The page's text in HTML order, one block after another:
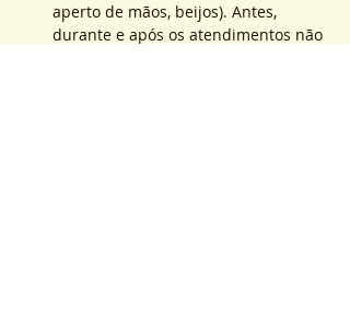
aperto de mãos, beijos). Antes,
durante e após os atendimentos não